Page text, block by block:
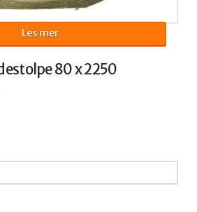
80 x 2250
Les mer